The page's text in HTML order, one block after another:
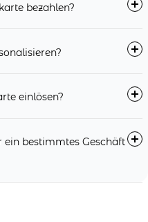
bezahlen?
einlösen?
ein bestimmtes Geschäft